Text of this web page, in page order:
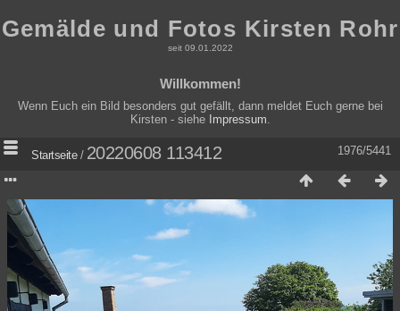
Gemälde und Fotos Kirsten Rohr
seit 09.01.2022
Willkommen!
Wenn Euch ein Bild besonders gut gefällt, dann meldet Euch gerne bei
Kirsten - siehe Impressum
1976/5441
Startseite/ 20220608 113412